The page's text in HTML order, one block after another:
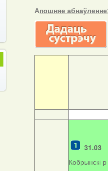
Апошняе абнаўленне
31.03
Кобрынскі